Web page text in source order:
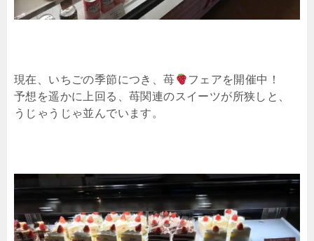
現在、いちごの季節につき、苺
フェアを開催中！
予想を遥かに上回る、苺関連のスイーツが所狭しと、
うじゃうじゃ並んでいます。